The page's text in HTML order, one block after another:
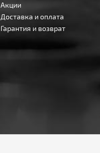
Акции
Доставка и оплата
Гарантия и возврат